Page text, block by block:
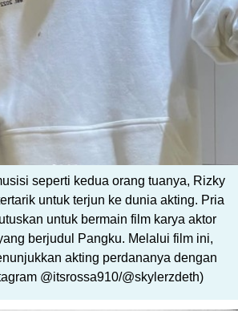
seperti kedua orang tuanya, Rizky
untuk terjun ke dunia akting. Pria
untuk bermain film karya aktor
berjudul Pangku. Melalui film ini,
akting perdananya dengan
@itsrossa910/@skylerzdeth)